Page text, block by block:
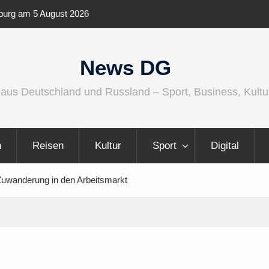
IFA 2026 Audio wird größer, internationaler und
vielfältiger
News DG
Deutschland und Russland – Sport, Business,
Reisen Kultur Sport Digital
in den Arbeitsmarkt